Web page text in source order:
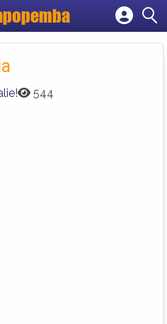
empresa
conta
544